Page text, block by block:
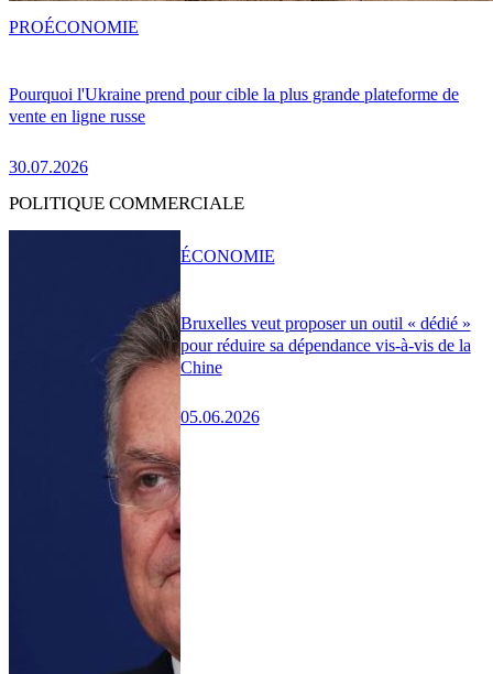
Pourquoi l'Ukraine prend pour cible la plus grande plateforme de
vente en ligne russe
30.07.2026
PROÉCONOMIE
POLITIQUE COMMERCIALE
Bruxelles veut proposer un outil « dédié »
pour réduire sa dépendance vis-à-vis de la
Chine
05.06.2026
ÉCONOMIE